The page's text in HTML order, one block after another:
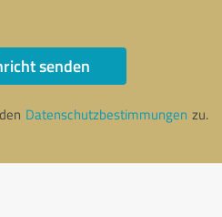
senden
Datenschutzbestimmungen zu.